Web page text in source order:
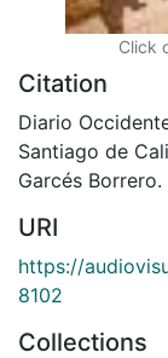
Click
Citation
Diario
Santiago de
Garcés Borrero.
URI
https://
8102
Collections